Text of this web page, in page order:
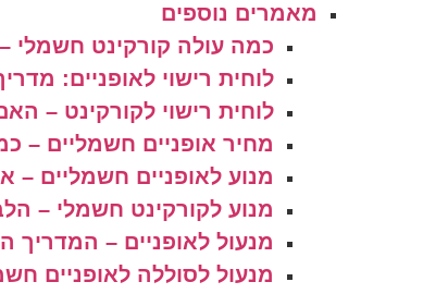
מאמרים נוספים
כמה עולה קורקינט חשמלי
לוחית רישוי לאופניים: מדריך
לוחית רישוי לקורקינט –
מחיר אופניים חשמליים –
מנוע לאופניים חשמליים –
מנוע לקורקינט חשמלי –
מנעול לאופניים – המדריך
מנעול לסוללה לאופניים